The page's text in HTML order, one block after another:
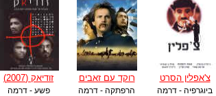
צ'אפלין הסרט
ביוגרפיה - דרמה
רוקד עם זאבים
הרפתקה - דרמה
זודיאק (2007)
פשע - דרמה